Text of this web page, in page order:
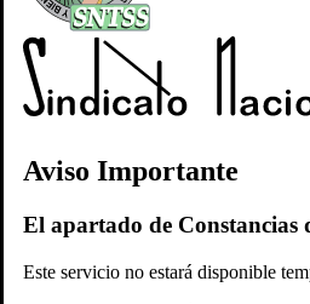
Aviso Importante
El apartado de Constancias
Este servicio no estará disponible